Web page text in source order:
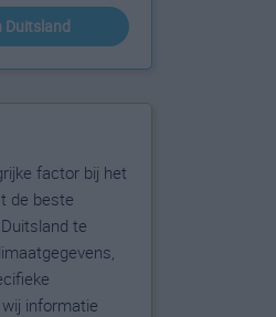
Duitsland
factor bij het
de beste
te
wij informatie